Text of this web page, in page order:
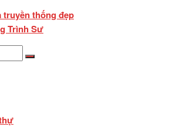
truyền thống đẹp
Trình Sư